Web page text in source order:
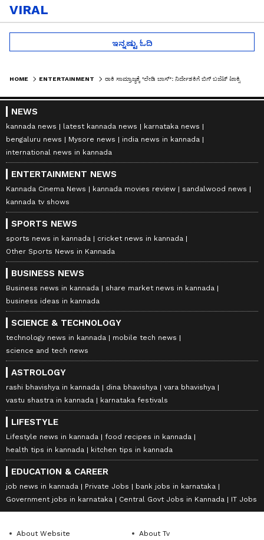
VIRAL
ಇನ್ನಷ್ಟು ಓದಿ
HOME ENTERTAINMENT
NEWS
kannada news latest kannada news
karnataka news
bengaluru news
Mysore news
india news in kannada
international news in kannada
ENTERTAINMENT NEWS
Kannada Cinema News kannada movies review
sandalwood news
kannada tv shows
SPORTS NEWS
sports news in kannada
cricket news in kannada
Other Sports News in Kannada
BUSINESS NEWS
Business news in kannada
share market news in kannada
business ideas in kannada
SCIENCE & TECHNOLOGY
technology news in kannada
mobile tech news
science and tech news
ASTROLOGY
rashi bhavishya in kannada dina bhavishya
vara bhavishya
vastu shastra in kannada
karnataka festivals
LIFESTYLE
Lifestyle news in kannada
food recipes in kannada
health tips in kannada
kitchen tips in kannada
EDUCATION & CAREER
job news in kannada Private Jobs
bank jobs in karnataka
Government jobs in karnataka
Central Govt Jobs in Kannada IT Jobs
About Website About Tv